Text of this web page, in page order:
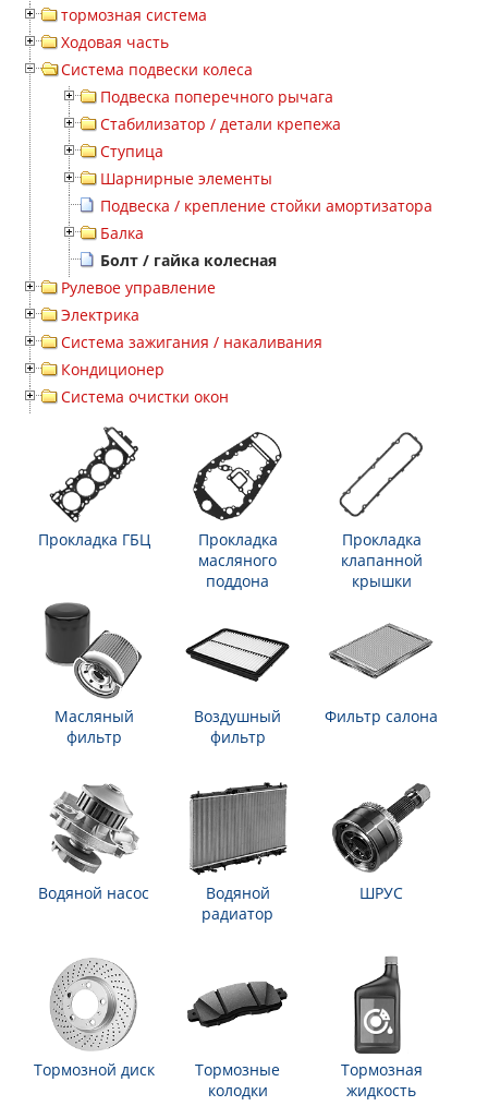
тормозная система
Ходовая часть
Система подвески колеса
Подвеска поперечного рычага
Стабилизатор / детали крепежа
Ступица
Шарнирные элементы
Подвеска / крепление стойки амортизатора
Балка
Болт / гайка колесная
Рулевое управление
Электрика
Система зажигания / накаливания
Кондиционер
Система очистки окон
Прокладка ГБЦ
Прокладка
масляного
поддона
Прокладка
клапанной
крышки
Масляный
фильтр
Воздушный
фильтр
Фильтр салона
Водяной насос
Водяной
радиатор
ШРУС
Тормозной диск
Тормозные
колодки
Тормозная
жидкость